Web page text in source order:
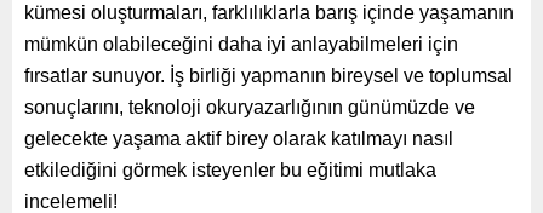
kümesi oluşturmaları, farklılıklarla barış içinde yaşamanın
mümkün olabileceğini daha iyi anlayabilmeleri için
fırsatlar sunuyor. İş birliği yapmanın bireysel ve toplumsal
sonuçlarını, teknoloji okuryazarlığının günümüzde ve
gelecekte yaşama aktif birey olarak katılmayı nasıl
etkilediğini görmek isteyenler bu eğitimi mutlaka
incelemeli!